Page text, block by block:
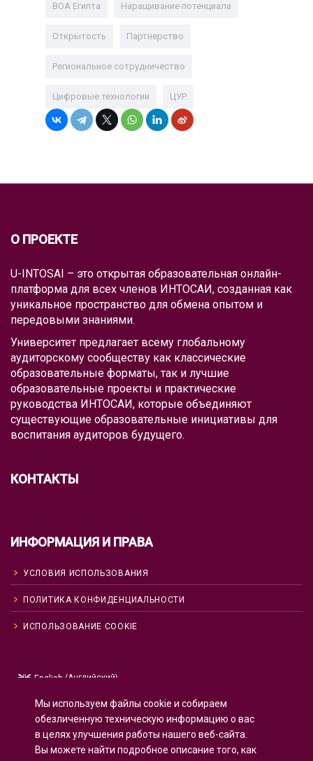
ВОА Египта Наращивание потенциала
Открытость Партнерство
Региональное сотрудничество
Цифровые технологии ЦУР
О ПРОЕКТЕ
U-INTOSAI – это открытая образовательная онлайн-
платформа для всех членов ИНТОСАИ, созданная как
уникальное пространство для обмена опытом и
передовыми знаниями.
Университет предлагает всему глобальному
аудиторскому сообществу как классические
образовательные форматы, так и лучшие
образовательные проекты и практические
руководства ИНТОСАИ, которые объединяют
существующие образовательные инициативы для
воспитания аудиторов будущего.
КОНТАКТЫ
ИНФОРМАЦИЯ И ПРАВА
УСЛОВИЯ ИСПОЛЬЗОВАНИЯ
ПОЛИТИКА КОНФИДЕНЦИАЛЬНОСТИ
ИСПОЛЬЗОВАНИЕ COOKIE
English (Английский)
Русский
Español(Испанский)
Français( Французский )
Мы используем файлы cookie и собираем
обезличенную техническую информацию о вас
в целях улучшения работы нашего веб-сайта.
Вы можете найти подробное описание того, как